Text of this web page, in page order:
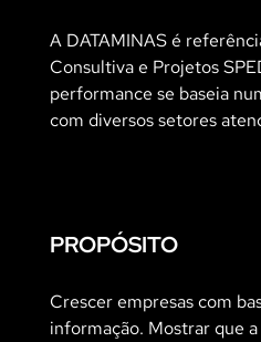
A DATAMINAS é
Consultiva e Projetos
performance se baseia
com diversos setores
PROPÓSITO
Crescer empresas com
informação. Mostrar que